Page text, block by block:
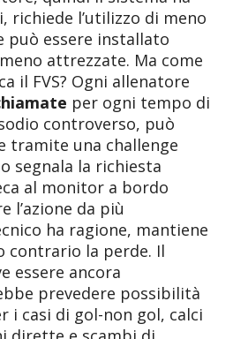
richiede l’utilizzo di meno
può essere installato
attrezzate. Ma come
il FVS? Ogni allenatore
per ogni tempo di
controverso, può
tramite una challenge
segnala la richiesta
al monitor a bordo
l’azione da più
ha ragione, mantiene
contrario la perde. Il
essere ancora
prevedere possibilità
i casi di gol-non gol, calci